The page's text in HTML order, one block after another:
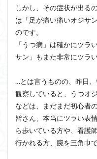
しかし、その症状が出る
は「足が痛い痛いオジサ
のです。
「うつ病」は確かにツラ
サン」もまた非常にツラい
…とは言うものの、昨日
観察していると、うつオ
などは、まだまだ初心者
皆さん、本当にツラい表
ら歩いている方や、看護
行かれる方、腕を三角巾